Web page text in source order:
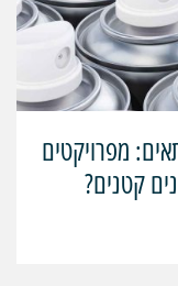
מפרויקטים
קטנים?